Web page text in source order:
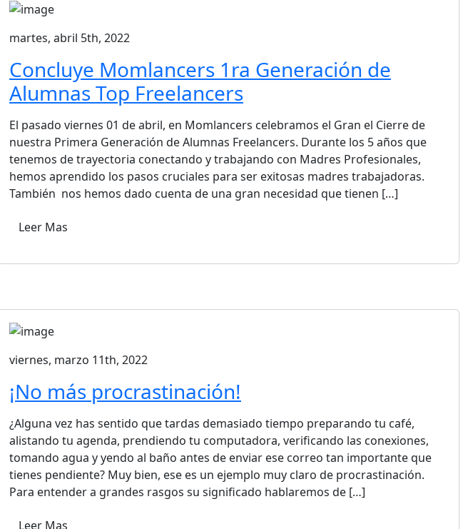
martes, abril 5th, 2022
Concluye Momlancers 1ra Generación de
Alumnas Top Freelancers
El pasado viernes 01 de abril, en Momlancers celebramos el Gran el Cierre de
nuestra Primera Generación de Alumnas Freelancers. Durante los 5 años que
tenemos de trayectoria conectando y trabajando con Madres Profesionales,
hemos aprendido los pasos cruciales para ser exitosas madres trabajadoras.
También nos hemos dado cuenta de una gran necesidad que tienen […]
Leer Mas
viernes, marzo 11th, 2022
¡No más procrastinación!
¿Alguna vez has sentido que tardas demasiado tiempo preparando tu café,
alistando tu agenda, prendiendo tu computadora, verificando las conexiones,
tomando agua y yendo al baño antes de enviar ese correo tan importante que
tienes pendiente? Muy bien, ese es un ejemplo muy claro de procrastinación.
Para entender a grandes rasgos su significado hablaremos de […]
Leer Mas